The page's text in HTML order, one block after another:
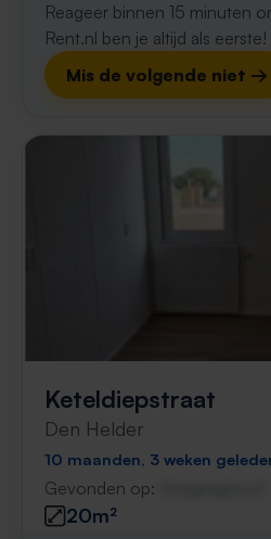
Reageer binnen 15 minuten
Rent.nl ben je altijd als eerste!
Mis de volgende niet →
Keteldiepstraat
Den Helder
10 maanden, 3 weken
Gevonden op:
20m²